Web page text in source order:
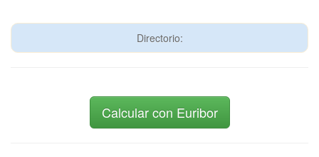
Directorio:
Calcular con Euribor